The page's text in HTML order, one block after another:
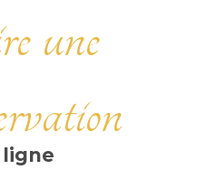
une
ligne